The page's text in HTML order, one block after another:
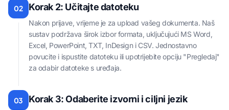
02 Korak 2: Učitajte datoteku
Nakon prijave, vrijeme je za upload vašeg dokumenta. Naš
sustav podržava širok izbor formata, uključujući MS Word,
Excel, PowerPoint, TXT, InDesign i CSV. Jednostavno
povucite i ispustite datoteku ili upotrijebite opciju "Pregledaj"
za odabir datoteke s uređaja.
03 Korak 3: Odaberite izvorni i ciljni jezik